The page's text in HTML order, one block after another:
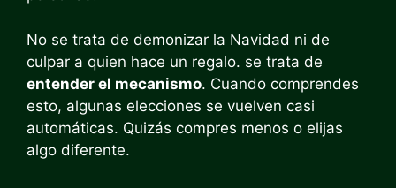
No se trata de demonizar la Navidad ni de
culpar a quien hace un regalo. se trata de
entender el mecanismo. Cuando comprendes
esto, algunas elecciones se vuelven casi
automáticas. Quizás compres menos o elijas
algo diferente.